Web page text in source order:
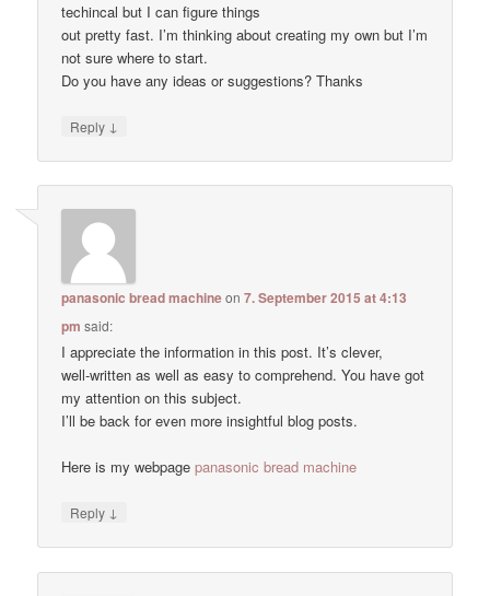
techincal but I can figure things
out pretty fast. I’m thinking about creating my own but I’m
not sure where to start.
Do you have any ideas or suggestions? Thanks
Reply ↓
panasonic bread machineon7. September 2015 at 4:13
pm said:
I appreciate the information in this post. It’s clever,
well-written as well as easy to comprehend. You have got
my attention on this subject.
I’ll be back for even more insightful blog posts.
Here is my webpagepanasonic bread machine
Reply ↓